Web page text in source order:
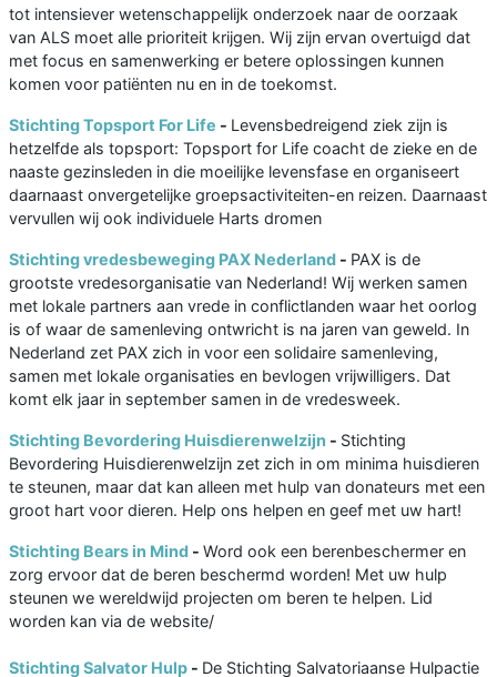
tot intensiever wetenschappelijk onderzoek naar de oorzaak
van ALS moet alle prioriteit krijgen. Wij zijn ervan overtuigd dat
met focus en samenwerking er betere oplossingen kunnen
komen voor patiënten nu en in de toekomst.
Stichting Topsport For Life - Levensbedreigend ziek zijn is
hetzelfde als topsport: Topsport for Life coacht de zieke en de
naaste gezinsleden in die moeilijke levensfase en organiseert
daarnaast onvergetelijke groepsactiviteiten-en reizen. Daarnaast
vervullen wij ook individuele Harts dromen
Stichting vredesbeweging PAX Nederland - PAX is de
grootste vredesorganisatie van Nederland! Wij werken samen
met lokale partners aan vrede in conflictlanden waar het oorlog
is of waar de samenleving ontwricht is na jaren van geweld. In
Nederland zet PAX zich in voor een solidaire samenleving,
samen met lokale organisaties en bevlogen vrijwilligers. Dat
komt elk jaar in september samen in de vredesweek.
Stichting Bevordering Huisdierenwelzijn - Stichting
Bevordering Huisdierenwelzijn zet zich in om minima huisdieren
te steunen, maar dat kan alleen met hulp van donateurs met een
groot hart voor dieren. Help ons helpen en geef met uw hart!
Stichting Bears in Mind - Word ook een berenbeschermer en
zorg ervoor dat de beren beschermd worden! Met uw hulp
steunen we wereldwijd projecten om beren te helpen. Lid
worden kan via de website/
Stichting Salvator Hulp - De Stichting Salvatoriaanse Hulpactie